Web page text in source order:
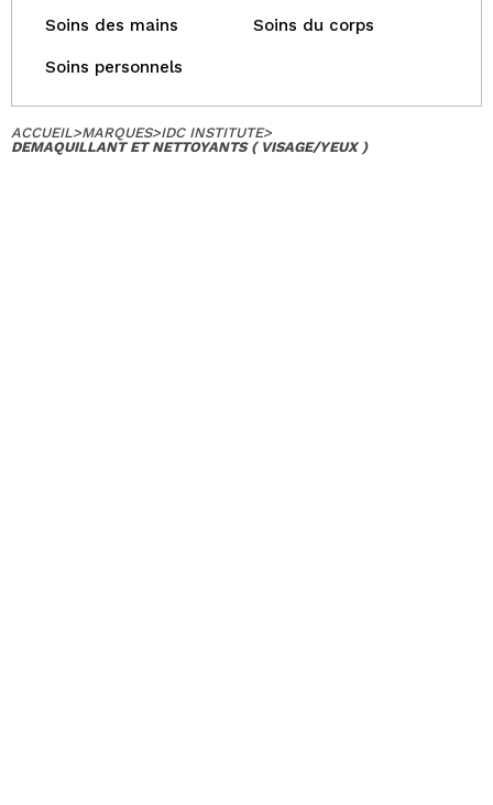
Soins des mains Soins du corps
Soins personnels
ACCUEIL>MARQUES>IDC INSTITUTE>
DEMAQUILLANT ET NETTOYANTS ( VISAGE/YEUX )